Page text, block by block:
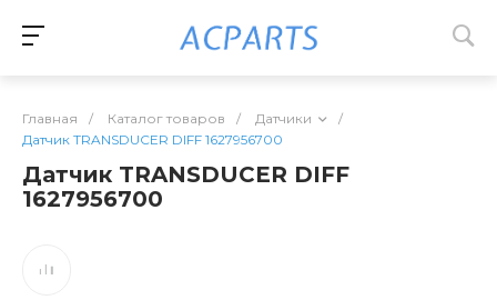
Главная / Каталог товаров / Датчики
/
Датчик TRANSDUCER DIFF 1627956700
Датчик TRANSDUCER DIFF
1627956700